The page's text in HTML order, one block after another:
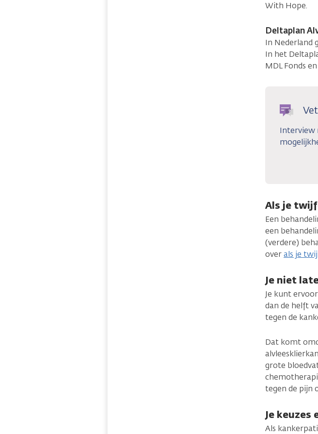
With Hope.
Deltaplan
In Nederland
In het
MDL Fonds
Interview
Als je
Een
een
(verdere)
overals je
Je niet
Je kunt
dan de helft
tegen de
Dat komt
grote
tegen de pijn
Je
Als